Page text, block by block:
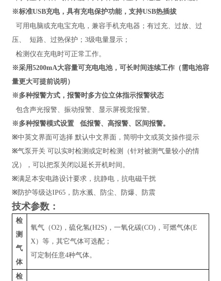
※标准USB充电，具有充电保护功能，支持USB热插拔
可用电脑或充电宝充电，兼容手机充电器；有过充、过放、过
压、 短路、过热保护； 3级电量显示；
检测仪在充电时可正常工作。
※采用5200mA大容量可充电电池，可长时间连续工作（需电池容
量更大可提前说明）
※多种报警方式，报警时多方位立体指示报警状态
包含声光报警、振动报警、显示屏视觉报警。
※多种报警模式设置 低报警、高报警、区间报警。
※中英文界面可选择 默认中文界面，简明中文或英文操作提示
※气泵开关 可以实时检测或定时检测（针对被测气量较小的情
况），可以把泵关闭以延长开机时间。
※满足本安电路设计要求，抗静电，抗电磁干扰
※防护等级达IP65，防水溅、防尘、防爆、防震
技术参数：
检
测
气
体
氧气（O2) ，硫化氢(H2S) ，一氧化碳(CO) ，可燃气体(E
X）等 ，其它气体可选配；
可定制任意4种气体。
检